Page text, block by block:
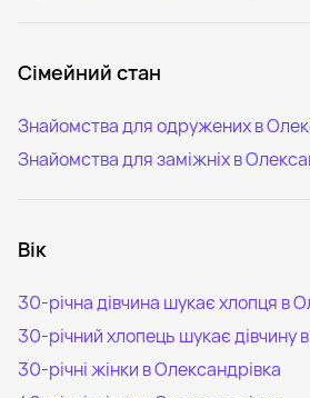
Сімейний стан
Знайомства для одружених в
Знайомства для заміжніх в
Вік
30-річна дівчина шукає хлопця в
30-річний хлопець шукає дівчину
30-річні жінки в Олександрівка